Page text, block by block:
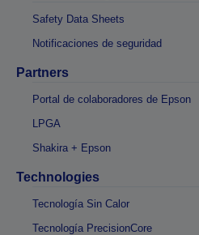
Safety Data Sheets
Notificaciones de seguridad
Partners
Portal de colaboradores de Epson
LPGA
Shakira + Epson
Technologies
Tecnología Sin Calor
Tecnología PrecisionCore